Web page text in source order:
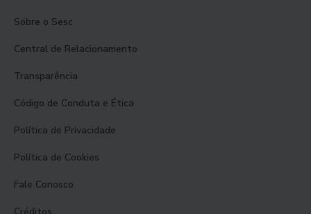
Sobre o Sesc
Central de Relacionamento
Transparência
Código de Conduta e Ética
Política de Privacidade
Política de Cookies
Fale Conosco